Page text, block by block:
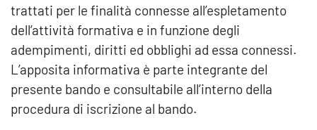
trattati per le finalità connesse all’espletamento
dell’attività formativa e in funzione degli
adempimenti, diritti ed obblighi ad essa connessi.
L’apposita informativa è parte integrante del
presente bando e consultabile all’interno della
procedura di iscrizione al bando.